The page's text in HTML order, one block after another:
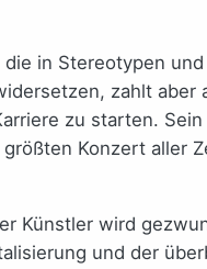
in Stereotypen
zahlt aber
zu starten.
Konzert aller
Künstler wird
und der